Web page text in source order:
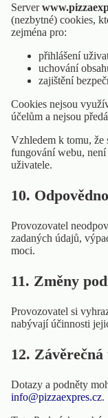
Server
(nezbytné) cookies,
zejména pro:
přihlášení
uchování
zajištění
Cookies nejsou
účelům a nejsou
Vzhledem k tomu, že
fungování webu,
uživatele.
10.
Provozovatel
zadaných údajů,
moci.
11. Změny
Provozovatel si
nabývají účinnosti
12. Závěrečná
Dotazy a podněty
info@pizzaexpres.cz.